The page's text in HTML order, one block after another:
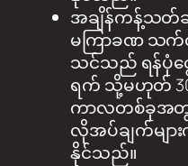
အချိန်ကန့်သတ်ခ
မကြာခဏ သ
သင်သည် ရန်ပုံငွေ
ရက် သို့မဟုတ်
ကာလတစ်ခုအတွင်
လိုအပ်ချက်မျာ
နိုင်သည်။